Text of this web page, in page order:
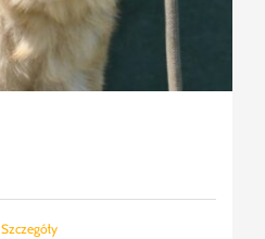
Szczegóły